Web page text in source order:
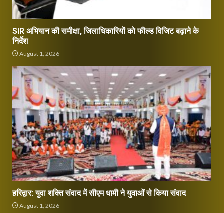
SIR अभियान की समीक्षा, जिलाधिकारियों को फील्ड विजिट बढ़ाने के
निर्देश
August 1, 2026
हरिद्वार: युवा शक्ति संवाद में सीएम धामी ने युवाओं से किया संवाद
August 1, 2026